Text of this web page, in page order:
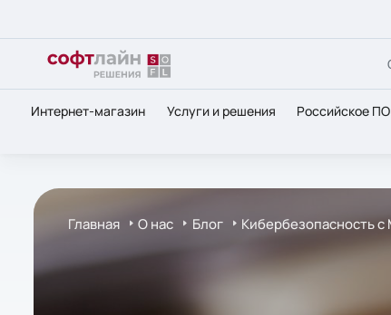
Интернет-магазин Услуги и решения Российское ПО
Главная О нас Блог Кибербезопасность